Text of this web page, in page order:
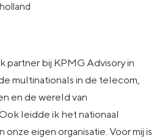
partner bij KPMG Advisory in
multinationals in de telecom,
en de wereld van
leidde ik het nationaal
onze eigen organisatie. Voor mij is